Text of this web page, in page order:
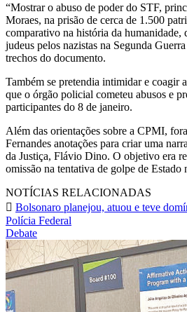
“Mostrar o abuso de poder do STF,
Moraes, na prisão de cerca de 1.500
comparativo na história da humanidade,
judeus pelos nazistas na Segunda
trechos do documento.
Também se pretendia intimidar e coagir
que o órgão policial cometeu abusos e
participantes do 8 de janeiro.
Além das orientações sobre a CPMI,
Fernandes anotações para criar uma
da Justiça, Flávio Dino. O objetivo era
omissão na tentativa de golpe de
NOTÍCIAS RELACIONADAS
Bolsonaro planejou, atuou e teve
Polícia Federal
Debate